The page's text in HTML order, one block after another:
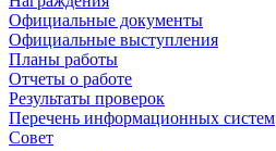
Официальные документы
Официальные выступления
Планы работы
Отчеты о работе
Результаты проверок
Перечень информационных систем
Совет